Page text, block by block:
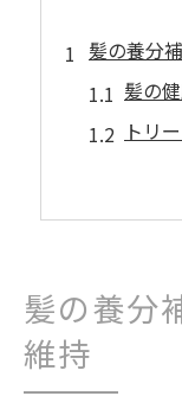
髪の養分
髪の
トリ
髪の
髪に
トリート
髪の養分
維持